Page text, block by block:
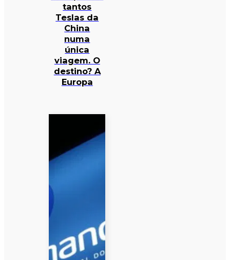
tantos
Teslas da
China
numa
única
viagem. O
destino? A
Europa